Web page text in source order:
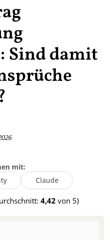
Sind damit
mit:
Claude
4,42 von 5)